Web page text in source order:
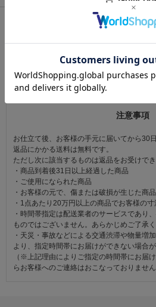
夏帯/袋帯
この商品を
こちらの商品も
注意事項
お仕立て後、お客様の手元に届いてから30
返品にかかる送料は無料です。
ただし次に該当するものは返品をお受けでき
・商品到着後31日以上経過した商品
・ご使用になられた商品
・お客様の元で、傷または破損が生じた商品
・1点あたり20万円以上の商品でお客様の
・時間帯指定は配送業者のサービスであり
ものではございません。あらかじめご了承く
・天災・事故などによる交通渋滞や物量増
より、指定時間帯にお届けができない場合が
（※上記理由によりご指定の時間帯にお届
らお客様へのご連絡はおこなっておりません